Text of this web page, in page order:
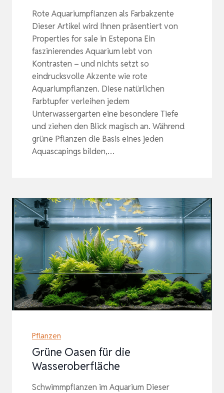
Rote Aquariumpflanzen als Farbakzente
Dieser Artikel wird Ihnen präsentiert von
Properties for sale in Estepona Ein
faszinierendes Aquarium lebt von
Kontrasten – und nichts setzt so
eindrucksvolle Akzente wie rote
Aquariumpflanzen. Diese natürlichen
Farbtupfer verleihen jedem
Unterwassergarten eine besondere Tiefe
und ziehen den Blick magisch an. Während
grüne Pflanzen die Basis eines jeden
Aquascapings bilden,…
Pflanzen
Grüne Oasen für die
Wasseroberfläche
Schwimmpflanzen im Aquarium Dieser